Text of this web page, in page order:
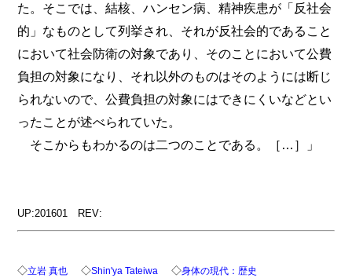
た。そこでは、結核、ハンセン病、精神疾患が「反社会
的」なものとして列挙され、それが反社会的であること
において社会防衛の対象であり、そのことにおいて公費
負担の対象になり、それ以外のものはそのようには断じ
られないので、公費負担の対象にはできにくいなどとい
ったことが述べられていた。
そこからもわかるのは二つのことである。［…］」
UP:201601 REV:
◇立岩 真也 ◇Shin'ya Tateiwa ◇身体の現代：歴史